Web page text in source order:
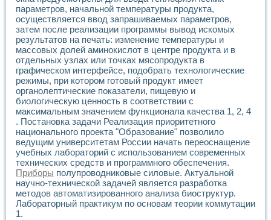
Модельно-измерительный комплекс. Назначение. Состав.
Использование технологий NATIONAL INSTRUMENTS
Учебный практикум "Спектральный и корреляционный
Учебный стенд для исследования принципа действия
Оборудование и программное обеспечение учебных
Виртуальный лабораторный практикум для изучения
Управление роботом ТУР-10 средствами LabVIEW
Аппаратно-программный комплекс для исследования
Автоматизированный дистанционный лабораторный
Исследование возможности реставрации одномерных
Использование технологий NATIONAL INSTRUMENTS в
Разработка модификаций алгоритма полигармонической
Учебный стенд для исследования принципа действия
Виртуальная система поддержки принимаемых решений в
Преемственность дисциплин «Моделирование систем» и
Универсальный стенд для исследования электрических
Лабораторные практикумы по информационно-
Виртуальный измеритель частотных характеристик на
параметров, начальной температуры продукта,
осуществляется ввод запрашиваемых параметров,
затем после реализации программы вывод искомых
результатов на печать: изменение температуры и
массовых долей аминокислот в центре продукта и в
отдельных узлах или точках мясопродукта в
графическом интерфейсе, подобрать технологические
режимы, при котором готовый продукт имеет
органолептические показатели, пищевую и
биологическую ценность в соответствии с
максимальным значением функционала качества 1, 2, 4
. Постановка задачи Реализация приоритетного
национального проекта "Образование" позволило
ведущим университетам России начать переоснащение
учебных лабораторий с использованием современных
технических средств и программного обеспечения.
Приборы полупроводниковые силовые. Актуальной
научно-технической задачей является разработка
методов автоматизированного анализа биоструктур.
Лабораторный практикум по основам теории коммутации
1.